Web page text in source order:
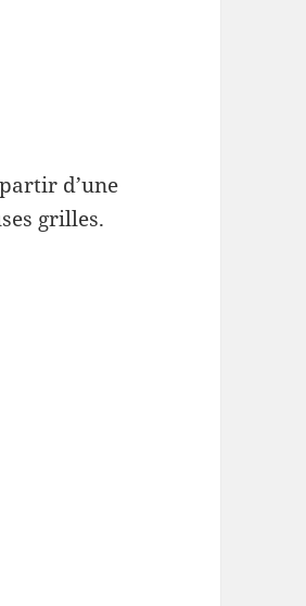
d’une
grilles.